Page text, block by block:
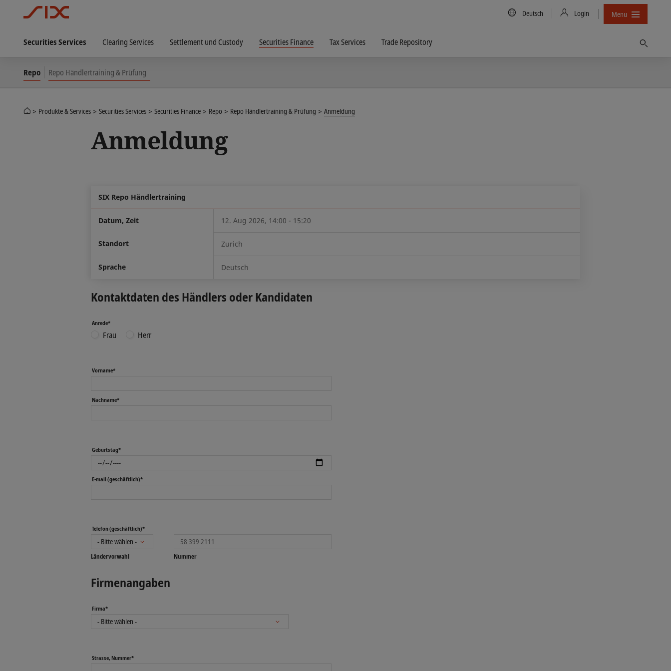
Country/Language
Deutsch Login Menu
Securities Services Clearing Services Settlement und Custody Securities Finance Tax Services Trade Repository
Repo Repo Händlertraining & Prüfung
Produkte & Services Securities Services Securities Finance Repo Repo Händlertraining & Prüfung Anmeldung
Anmeldung
SIX Repo Händlertraining
Datum, Zeit 12. Aug 2026, 14:00 - 15:20
Standort Zurich
Sprache Deutsch
Kontaktdaten des Händlers oder Kandidaten
Anrede*
Frau Herr
Vorname*
Nachname*
Geburtstag*
E-mail (geschäftlich)*
Telefon (geschäftlich)*
Ländervorwahl Nummer
Firmenangaben
Firma*
Strasse, Nummer*